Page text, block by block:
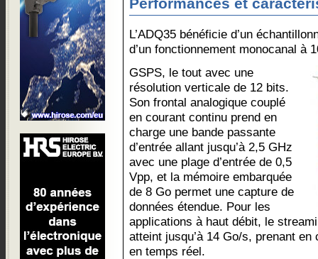
Performances et
L’ADQ35 bénéficie d’un
d’un fonctionnement monocanal à
GSPS, le tout avec une
résolution verticale de 12 bits.
Son frontal analogique couplé
en courant continu prend en
charge une bande passante
d’entrée allant jusqu’à 2,5 GHz
avec une plage d’entrée de 0,5
Vpp, et la mémoire embarquée
de 8 Go permet une capture de
données étendue. Pour les
applications à haut débit, le
atteint jusqu’à 14 Go/s, prenant
en temps réel.